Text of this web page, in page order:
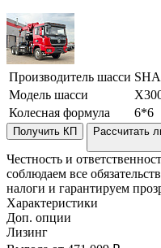
Производитель шасси
Модель шасси
Колесная формула
6*6
Получить КП Рассчитать
Честность и
соблюдаем все
налоги и гарантируем
Характеристики
Доп. опции
Лизинг